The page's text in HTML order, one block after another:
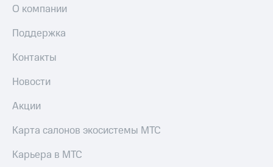
О компании
Поддержка
Контакты
Новости
Акции
Карта салонов экосистемы МТС
Карьера в МТС